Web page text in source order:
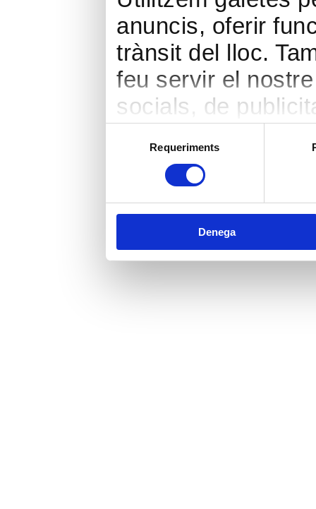
anuncis, oferir
trànsit del lloc.
feu servir el
socials, de
hàgiu
heu fet dels seus
consentiment
Requeriments
Denega